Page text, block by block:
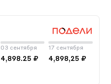
03 сентября
4,898.25 ₽
17 сентября
4,898,25 ₽